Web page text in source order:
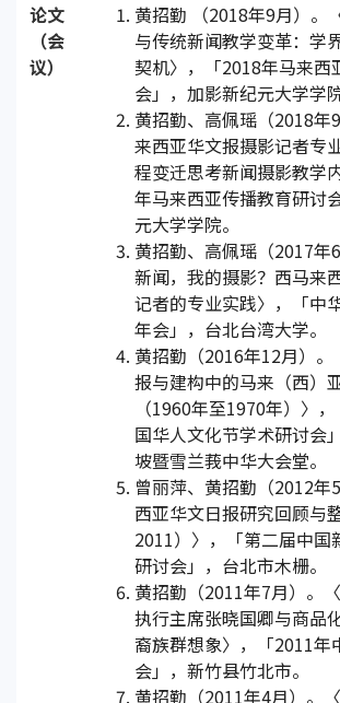
论文
（会
议）
黄招勤 （2018年9月）。
与传统新闻教学变革：学
契机〉，「2018年马来西
会」，加影新纪元大学学院
黄招勤、高佩瑶（2018年
来西亚华文报摄影记者专
程变迁思考新闻摄影教学
年马来西亚传播教育研讨
元大学学院。
黄招勤、高佩瑶（2017年
新闻，我的摄影？西马来
记者的专业实践〉，「中
年会」，台北台湾大学。
黄招勤（2016年12月）
报与建构中的马来（西）
（1960年至1970年）〉
国华人文化节学术研讨会
坡暨雪兰莪中华大会堂。
曾丽萍、黄招勤（2012年
西亚华文日报研究回顾与
2011）〉，「第二届中国
研讨会」，台北市木栅。
黄招勤（2011年7月）。
执行主席张晓国卿与商品
裔族群想象〉，「2011年
会」，新竹县竹北市。
黄招勤（2011年4月）。